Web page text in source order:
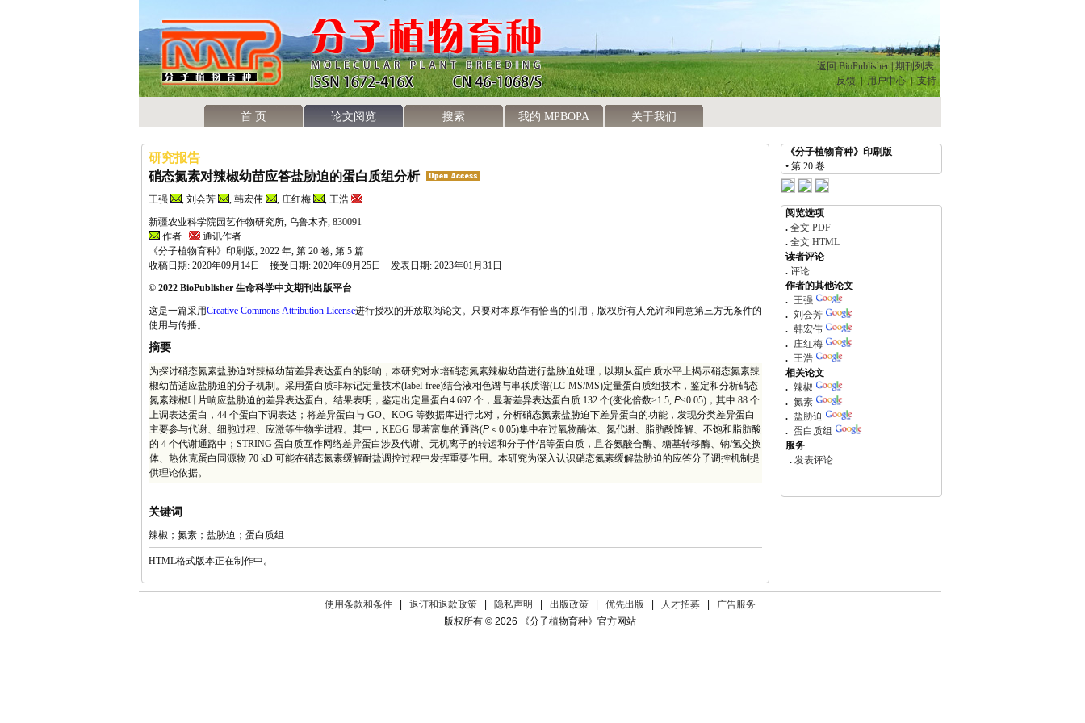
登 录/注 册
返回 BioPublisher |期刊列表
反馈 |用户中心|支持
首 页 论文阅览 搜索 我的 MPBOPA 关于我们
研究报告
硝态氮素对辣椒幼苗应答盐胁迫的蛋白质组分析
王强 , 刘会芳 , 韩宏伟 , 庄红梅
, 王浩
新疆农业科学院园艺作物研究所, 乌鲁木齐, 830091
作者
通讯作者
《分子植物育种》印刷版, 2022 年, 第 20 卷, 第 5 篇
收稿日期: 2020年09月14日 接受日期: 2020年09月25日 发表日期: 2023年01月31日
© 2022 BioPublisher 生命科学中文期刊出版平台
这是一篇采用Creative Commons Attribution License进行授权的开放取阅论文。只要对本原作有恰当的引用，版权所有人允许和同意第三方无条件的
使用与传播。
摘要
为探讨硝态氮素盐胁迫对辣椒幼苗差异表达蛋白的影响，本研究对水培硝态氮素辣椒幼苗进行盐胁迫处理，以期从蛋白质水平上揭示硝态氮素辣
椒幼苗适应盐胁迫的分子机制。采用蛋白质非标记定量技术(label-free)结合液相色谱与串联质谱(LC-MS/MS)定量蛋白质组技术，鉴定和分析硝态
氮素辣椒叶片响应盐胁迫的差异表达蛋白。结果表明，鉴定出定量蛋白4 697 个，显著差异表达蛋白质 132 个(变化倍数≥1.5, P≤0.05)，其中 88 个
上调表达蛋白，44 个蛋白下调表达；将差异蛋白与 GO、KOG 等数据库进行比对，分析硝态氮素盐胁迫下差异蛋白的功能，发现分类差异蛋白
主要参与代谢、细胞过程、应激等生物学进程。其中，KEGG 显著富集的通路(P ＜0.05)集中在过氧物酶体、氮代谢、脂肪酸降解、不饱和脂肪酸
的 4 个代谢通路中；STRING 蛋白质互作网络差异蛋白涉及代谢、无机离子的转运和分子伴侣等蛋白质，且谷氨酸合酶、糖基转移酶、钠/氢交换
体、热休克蛋白同源物 70 kD 可能在硝态氮素缓解耐盐调控过程中发挥重要作用。本研究为深入认识硝态氮素缓解盐胁迫的应答分子调控机制提
供理论依据。
关键词
辣椒；氮素；盐胁迫；蛋白质组
HTML格式版本正在制作中。
《分子植物育种》印刷版
• 第 20 卷
阅览选项
. 全文 PDF
. 全文 HTML
读者评论
. 评论
作者的其他论文
. 王强
. 刘会芳
. 韩宏伟
. 庄红梅
. 王浩
相关论文
. 辣椒
. 氮素
. 盐胁迫
. 蛋白质组
服务
. 发表评论
使用条款和条件 退订和退款政策 隐私声明 出版政策 优先出版 人才招募
广告服务
版权所有 © 2026 《分子植物育种》官方网站